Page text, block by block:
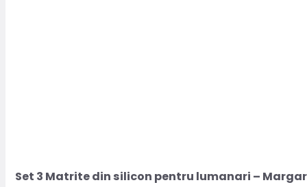
Set 3 Matrite din silicon pentru lumanari –